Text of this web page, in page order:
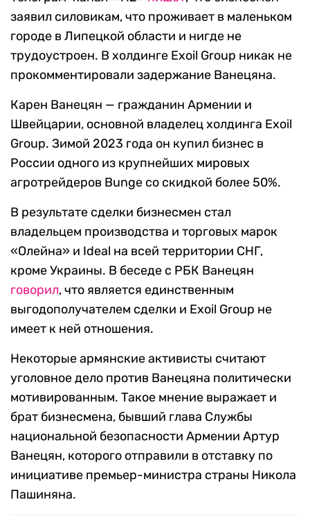
заявил силовикам, что проживает в маленьком
городе в Липецкой области и нигде не
трудоустроен. В холдинге Exoil Group никак не
прокомментировали задержание Ванецяна.
Карен Ванецян — гражданин Армении и
Швейцарии, основной владелец холдинга Exoil
Group. Зимой 2023 года он купил бизнес в
России одного из крупнейших мировых
агротрейдеров Bunge со скидкой более 50%.
В результате сделки бизнесмен стал
владельцем производства и торговых марок
«Олейна» и Ideal на всей территории СНГ,
кроме Украины. В беседе с РБК Ванецян
говорил, что является единственным
выгодополучателем сделки и Exoil Group не
имеет к ней отношения.
Некоторые армянские активисты считают
уголовное дело против Ванецяна политически
мотивированным. Такое мнение выражает и
брат бизнесмена, бывший глава Службы
национальной безопасности Армении Артур
Ванецян, которого отправили в отставку по
инициативе премьер-министра страны Никола
Пашиняна.